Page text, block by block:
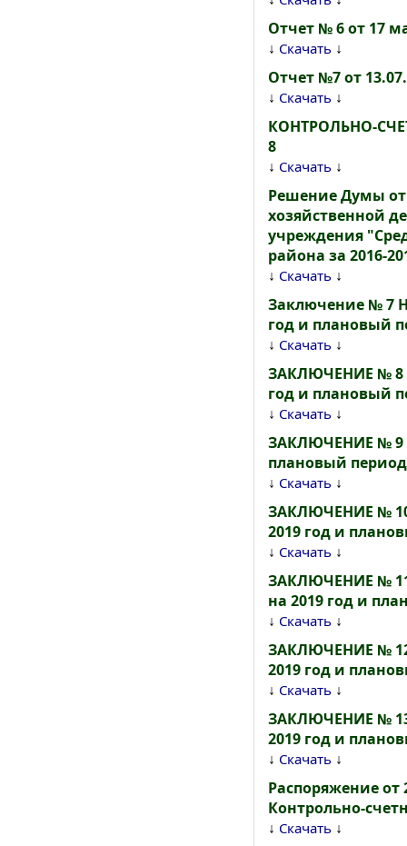
Отчет № 6 от 17
↓ Скачать ↓
Отчет №7 от
↓ Скачать ↓
КОНТРОЛЬНО-
8
↓ Скачать ↓
Решение Думы от
хозяйственной
учреждения
района за 2016-
↓ Скачать ↓
Заключение № 7
год и плановый
↓ Скачать ↓
ЗАКЛЮЧЕНИЕ № 8
год и плановый
↓ Скачать ↓
ЗАКЛЮЧЕНИЕ № 9
плановый период
↓ Скачать ↓
ЗАКЛЮЧЕНИЕ № 10
2019 год и
↓ Скачать ↓
ЗАКЛЮЧЕНИЕ № 11
на 2019 год и
↓ Скачать ↓
ЗАКЛЮЧЕНИЕ № 12
2019 год и
↓ Скачать ↓
ЗАКЛЮЧЕНИЕ № 13
2019 год и
↓ Скачать ↓
Распоряжение от
Контрольно-
↓ Скачать ↓